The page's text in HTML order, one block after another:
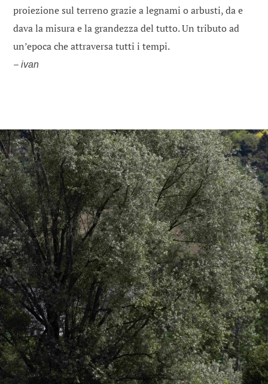
proiezione sul terreno grazie a legnami o arbusti, da e
dava la misura e la grandezza del tutto. Un tributo ad
un’epoca che attraversa tutti i tempi.
–ivan